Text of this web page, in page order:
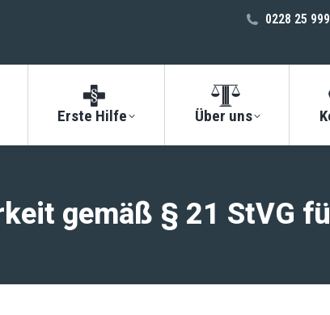
0228 25
Erste Hilfe Über uns
gemäß § 21 StVG